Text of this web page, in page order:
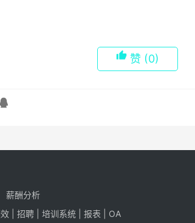
赞 (0)
薪酬分析
| 招聘| 培训系统 | 报表 | OA